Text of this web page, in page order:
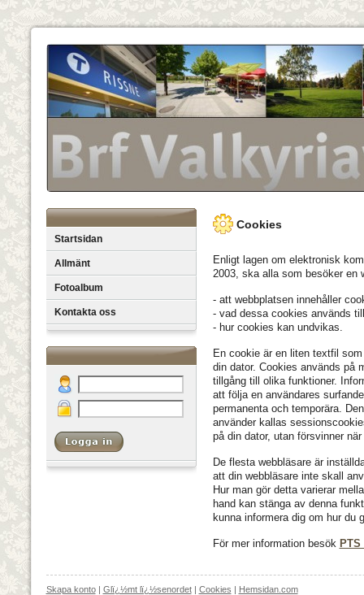
Startsidan
Allmänt
Fotoalbum
Kontakta oss
Cookies
Enligt lagen om elektronisk
2003, ska alla som besöker en
- att webbplatsen innehåller
- vad dessa cookies används
- hur cookies kan undvikas.
En cookie är en liten textfil
din dator. Cookies används på
tillgång till olika funktioner.
att följa en användares
permanenta och temporära.
använder kallas
på din dator, utan försvinner
De flesta webbläsare är
att din webbläsare inte skall
Hur man gör detta varierar
hand kan stänga av denna
kunna informera dig om hur du
För mer information besök
Skapa konto| Glï¿½mt lï¿½senordet| Cookies | Hemsidan.com